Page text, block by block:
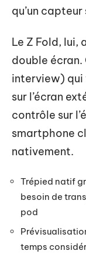
qu’un
Le Z Fold,
double écran.
interview) qui
sur l’écran
contrôle sur
smartphone
nativement.
Trépied natif
besoin de
pod
temps